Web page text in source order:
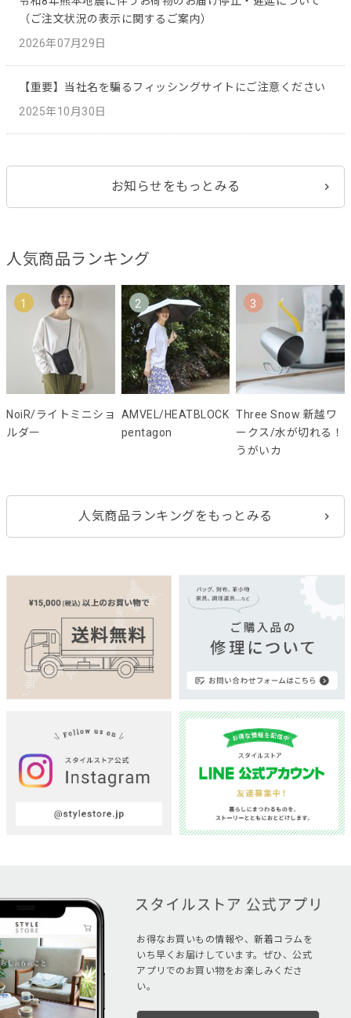
（ご注文状況の表示に関するご案内）
2026年07月29日
【重要】当社名を騙るフィッシングサイトにご注意ください
2025年10月30日
お知らせをもっとみる
人気商品ランキング
1
NoiR/ライトミニショ
ルダー
2
AMVEL/HEATBLOCK
pentagon
3
Three Snow 新越ワ
ークス/水が切れる！
うがいカ
人気商品ランキングをもっとみる
お得なお買いもの情報や、新着コラムを
いち早くお届けしています。ぜひ、公式
アプリでのお買い物をお楽しみくださ
い。